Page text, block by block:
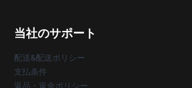
当社のサポート
配送&配送ポリシー
支払条件
返品・返金ポリシー